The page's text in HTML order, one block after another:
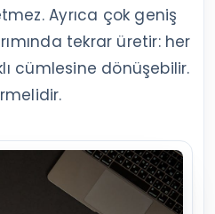
Ayrıca çok geniş
tekrar üretir: her
cümlesine dönüşebilir.